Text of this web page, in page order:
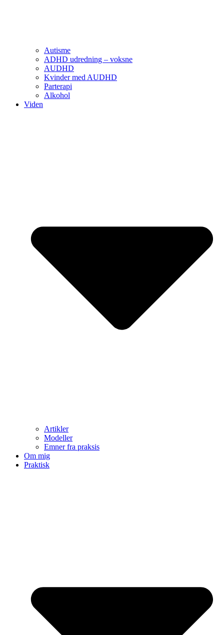
Autisme
ADHD udredning – voksne
AUDHD
Kvinder med AUDHD
Parterapi
Alkohol
Viden
Artikler
Modeller
Emner fra praksis
Om mig
Praktisk